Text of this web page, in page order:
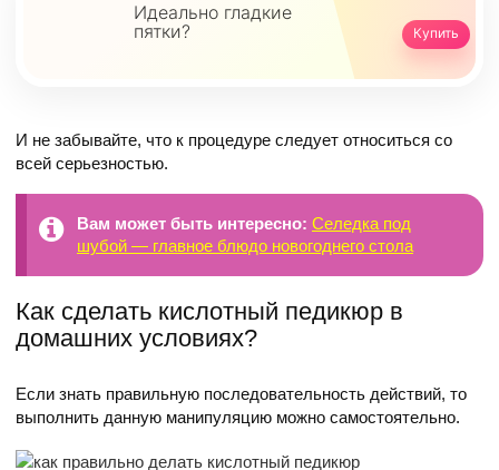
Идеально гладкие
пятки?
Купить
И не забывайте, что к процедуре следует относиться со
всей серьезностью.
Вам может быть интересно: Селедка под
шубой — главное блюдо новогоднего стола
Как сделать кислотный педикюр в
домашних условиях?
Если знать правильную последовательность действий, то
выполнить данную манипуляцию можно самостоятельно.